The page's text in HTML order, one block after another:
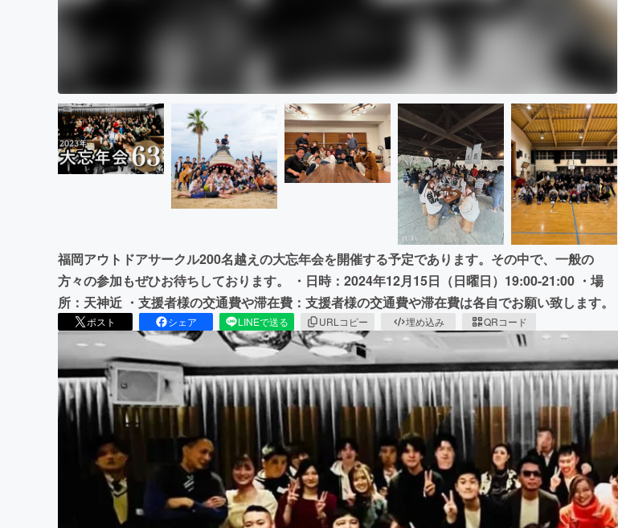
福岡アウトドアサークル200名越えの大忘年会を開催する予定であります。その中で、一般の
方々の参加もぜひお待ちしております。 ・日時：2024年12月15日（日曜日）19:00-21:00 ・場
所：天神近 ・支援者様の交通費や滞在費：支援者様の交通費や滞在費は各自でお願い致します。
ポスト シェア LINEで送る URLコピー 埋め込み QRコード